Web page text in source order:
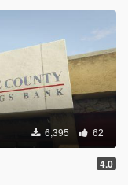
6,395 62
4.0